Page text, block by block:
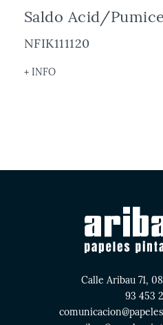
Saldo Acid/
NFIK111120
+ INFO
Calle Aribau 71,
93 453